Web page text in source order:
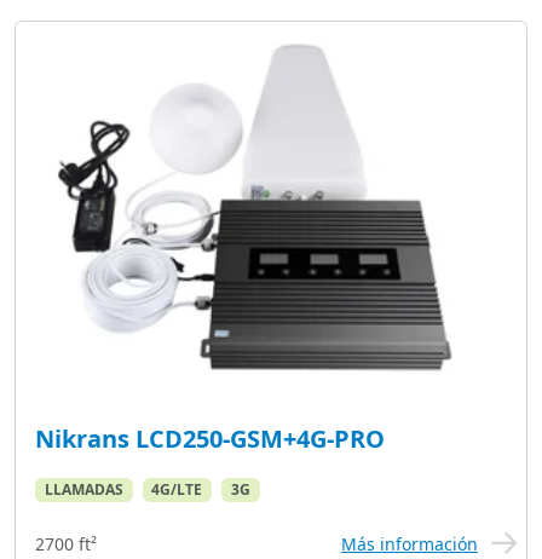
Nikrans LCD250-GSM+4G-PRO
LLAMADAS 4G/LTE 3G
2700 ft² Más información